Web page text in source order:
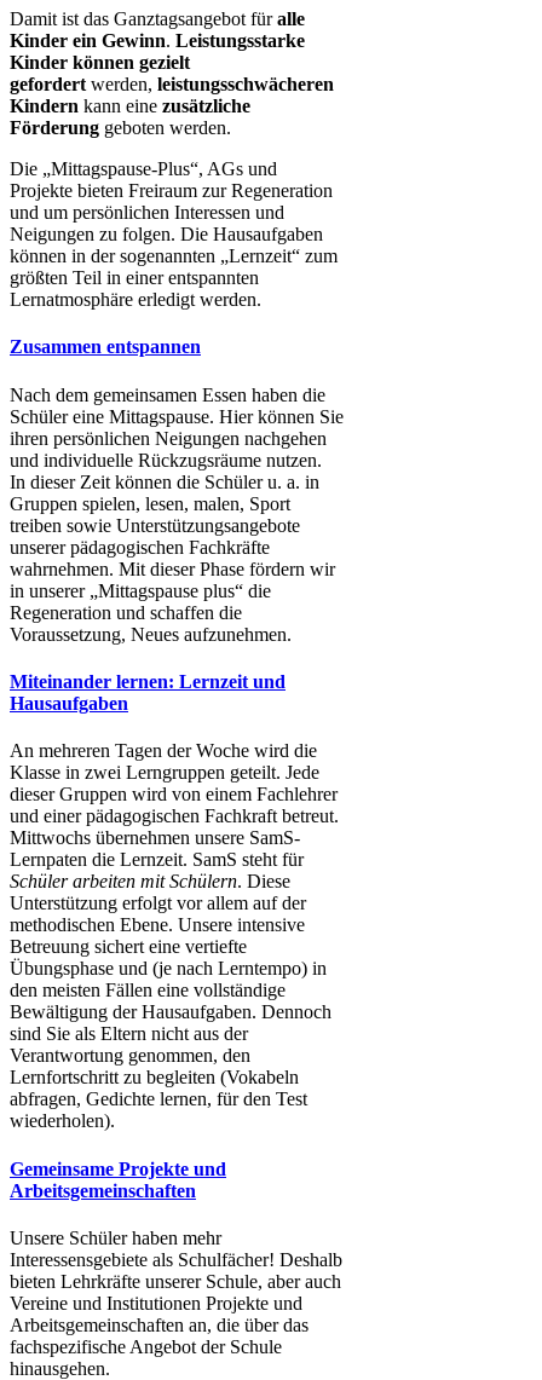
Damit ist das Ganztagsangebot füralle
Kinder ein Gewinn. Leistungsstarke
Kinder können gezielt
gefordert werden, leistungsschwächeren
Kindern kann eine zusätzliche
Förderung geboten werden.
Die „Mittagspause-Plus“, AGs und
Projekte bieten Freiraum zur Regeneration
und um persönlichen Interessen und
Neigungen zu folgen. Die Hausaufgaben
können in der sogenannten „Lernzeit“ zum
größten Teil in einer entspannten
Lernatmosphäre erledigt werden.
Zusammen entspannen
Nach dem gemeinsamen Essen haben die
Schüler eine Mittagspause. Hier können Sie
ihren persönlichen Neigungen nachgehen
und individuelle Rückzugsräume nutzen.
In dieser Zeit können die Schüler u. a. in
Gruppen spielen, lesen, malen, Sport
treiben sowie Unterstützungsangebote
unserer pädagogischen Fachkräfte
wahrnehmen. Mit dieser Phase fördern wir
in unserer „Mittagspause plus“ die
Regeneration und schaffen die
Voraussetzung, Neues aufzunehmen.
Miteinander lernen: Lernzeit und
Hausaufgaben
An mehreren Tagen der Woche wird die
Klasse in zwei Lerngruppen geteilt. Jede
dieser Gruppen wird von einem Fachlehrer
und einer pädagogischen Fachkraft betreut.
Mittwochs übernehmen unsere SamS-
Lernpaten die Lernzeit. SamS steht für
Schüler arbeiten mit Schülern. Diese
Unterstützung erfolgt vor allem auf der
methodischen Ebene. Unsere intensive
Betreuung sichert eine vertiefte
Übungsphase und (je nach Lerntempo) in
den meisten Fällen eine vollständige
Bewältigung der Hausaufgaben. Dennoch
sind Sie als Eltern nicht aus der
Verantwortung genommen, den
Lernfortschritt zu begleiten (Vokabeln
abfragen, Gedichte lernen, für den Test
wiederholen).
Gemeinsame Projekte und
Arbeitsgemeinschaften
Unsere Schüler haben mehr
Interessensgebiete als Schulfächer! Deshalb
bieten Lehrkräfte unserer Schule, aber auch
Vereine und Institutionen Projekte und
Arbeitsgemeinschaften an, die über das
fachspezifische Angebot der Schule
hinausgehen.